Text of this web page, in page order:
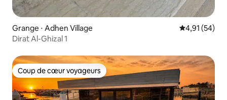
Grange ⋅ Adhen Village Évaluation
4,91 (54)
Dirat Al-Ghizal 1
Coup de cœur voyageurs
Coup de cœur voyageurs